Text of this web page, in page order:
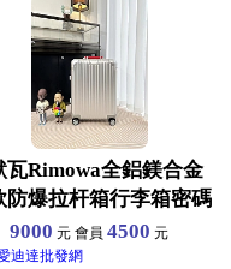
瓦Rimowa全鋁鎂合金
防爆拉杆箱行李箱密碼
向輪登機箱20
9000 元 會員4500 元
迪達批發網